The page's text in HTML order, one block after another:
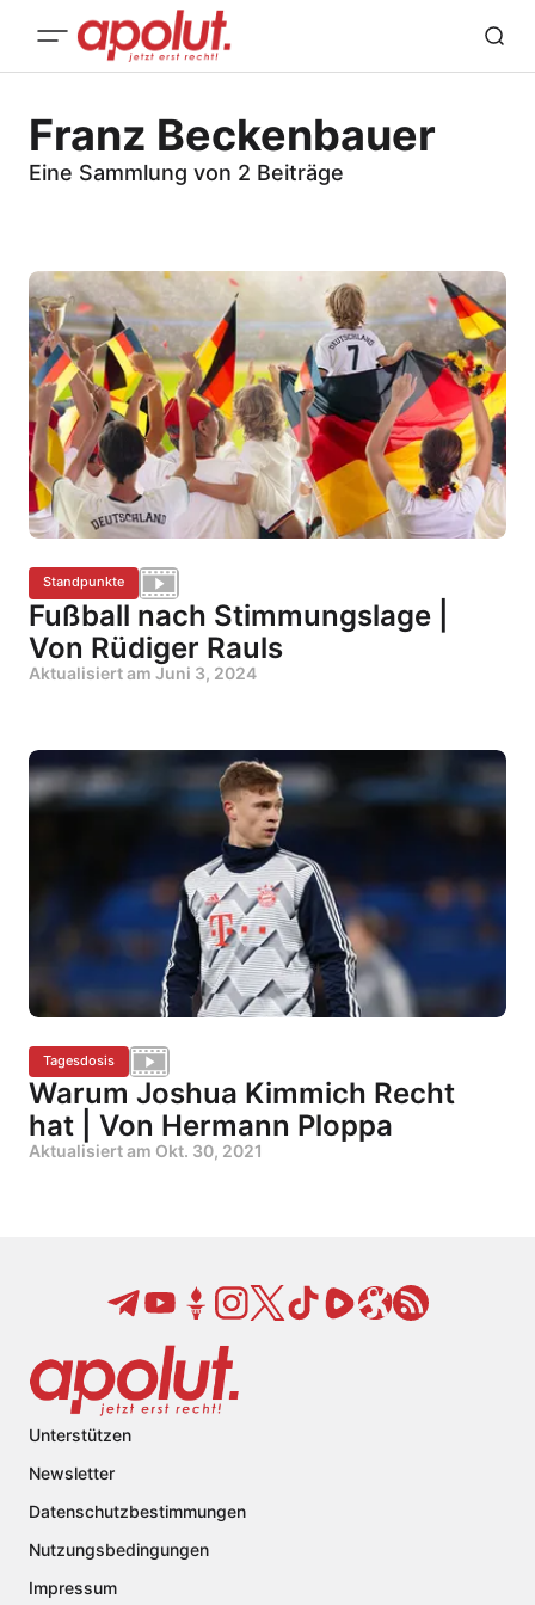
Franz Beckenbauer
Eine Sammlung von 2 Beiträge
Standpunkte
Fußball nach Stimmungslage |
Von Rüdiger Rauls
Aktualisiert am Juni 3, 2024
Tagesdosis
Warum Joshua Kimmich Recht
hat | Von Hermann Ploppa
Aktualisiert am Okt. 30, 2021
Unterstützen
Newsletter
Datenschutzbestimmungen
Nutzungsbedingungen
Impressum